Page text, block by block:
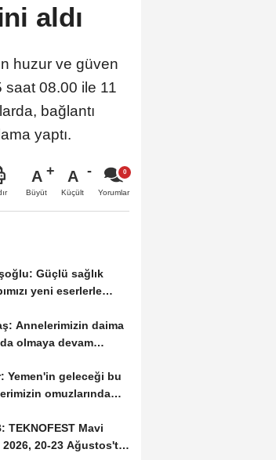
aldı
huzur ve güven
saat 08.00 ile 11
bağlantı
yaptı.
A
Büyüt
A
Küçült Yorumlar
Güçlü sağlık
yeni eserlerle
Annelerimizin daima
olmaya devam
Yemen'in geleceği bu
omuzlarında
TEKNOFEST Mavi
2026, 20-23 Ağustos'ta